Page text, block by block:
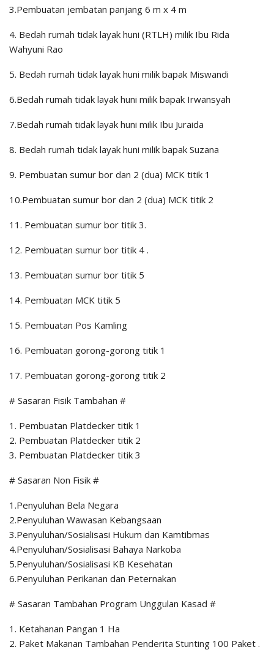
3.Pembuatan jembatan panjang 6 m x 4 m
4. Bedah rumah tidak layak huni (RTLH) milik Ibu Rida
Wahyuni Rao
5. Bedah rumah tidak layak huni milik bapak Miswandi
6.Bedah rumah tidak layak huni milik bapak Irwansyah
7.Bedah rumah tidak layak huni milik Ibu Juraida
8. Bedah rumah tidak layak huni milik bapak Suzana
9. Pembuatan sumur bor dan 2 (dua) MCK titik 1
10.Pembuatan sumur bor dan 2 (dua) MCK titik 2
11. Pembuatan sumur bor titik 3.
12. Pembuatan sumur bor titik 4 .
13. Pembuatan sumur bor titik 5
14. Pembuatan MCK titik 5
15. Pembuatan Pos Kamling
16. Pembuatan gorong-gorong titik 1
17. Pembuatan gorong-gorong titik 2
# Sasaran Fisik Tambahan #
1. Pembuatan Platdecker titik 1
2. Pembuatan Platdecker titik 2
3. Pembuatan Platdecker titik 3
# Sasaran Non Fisik #
1.Penyuluhan Bela Negara
2.Penyuluhan Wawasan Kebangsaan
3.Penyuluhan/Sosialisasi Hukum dan Kamtibmas
4.Penyuluhan/Sosialisasi Bahaya Narkoba
5.Penyuluhan/Sosialisasi KB Kesehatan
6.Penyuluhan Perikanan dan Peternakan
# Sasaran Tambahan Program Unggulan Kasad #
1. Ketahanan Pangan 1 Ha
2. Paket Makanan Tambahan Penderita Stunting 100 Paket .